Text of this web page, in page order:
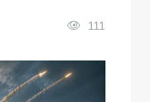
111